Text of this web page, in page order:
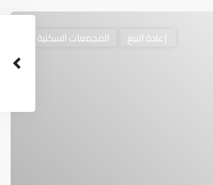
إعادة البيع المجمعات السكنية